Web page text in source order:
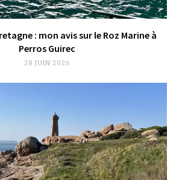
: mon avis sur le Roz Marine à
Perros Guirec
28 JUIN 2026